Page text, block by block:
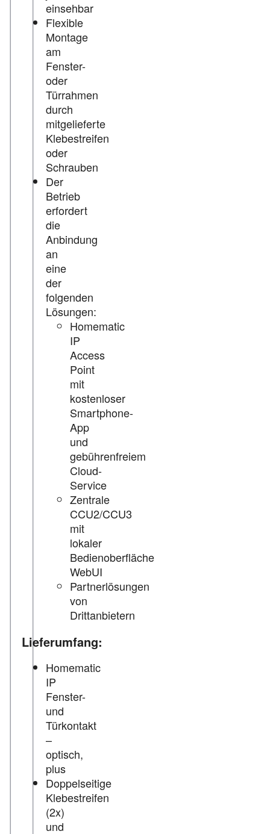
einsehbar
Flexible
Montage
am
Fenster-
oder
Türrahmen
durch
mitgelieferte
Klebestreifen
oder
Schrauben
Der
Betrieb
erfordert
die
Anbindung
an
eine
der
folgenden
Lösungen:
Homematic
IP
Access
Point
mit
kostenloser
Smartphone-
App
und
gebührenfreiem
Cloud-
Service
Zentrale
CCU2/CCU3
mit
lokaler
Bedienoberfläche
WebUI
Partnerlösungen
von
Drittanbietern
Lieferumfang:
Homematic
IP
Fenster-
und
Türkontakt
–
optisch,
plus
Doppelseitige
Klebestreifen
(2x)
und